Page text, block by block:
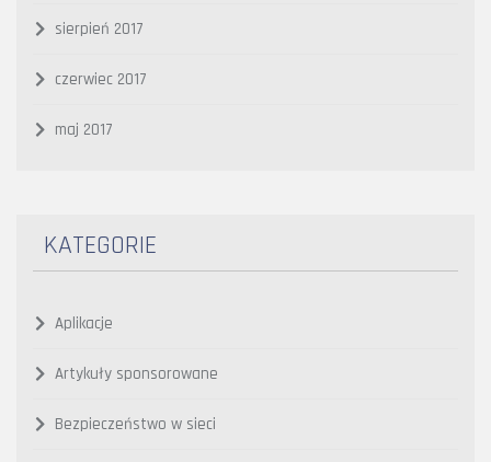
sierpień 2017
czerwiec 2017
maj 2017
KATEGORIE
Aplikacje
Artykuły sponsorowane
Bezpieczeństwo w sieci